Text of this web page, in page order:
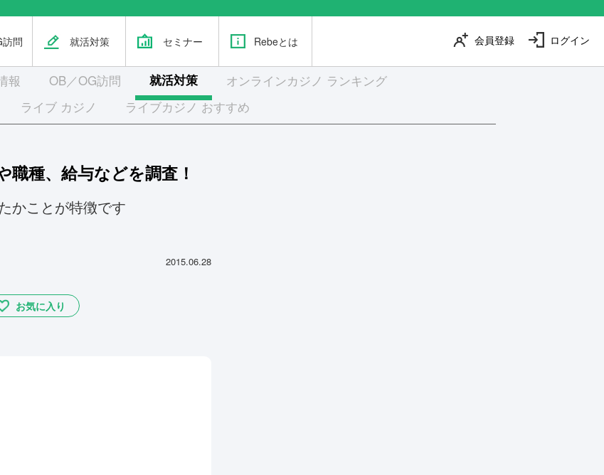
ログイン
会員登録
問 就活対策 セミナー Rebeとは
報 OB／OG訪問 就活対策
オンラインカジノ ランキング
ライブ カジノ ライブカジノ おすすめ
職種、給与などを調査！
かことが特徴です
2015.06.28
お気に入り